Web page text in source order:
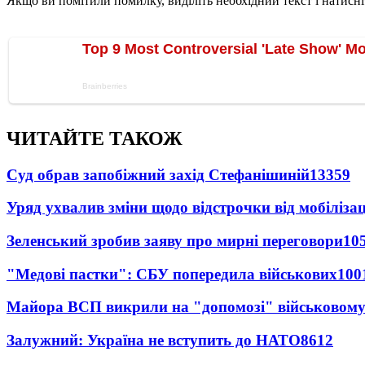
ЧИТАЙТЕ ТАКОЖ
Суд обрав запобіжний захід Стефанішиній13359
Уряд ухвалив зміни щодо відстрочки від
Зеленський зробив заяву про мирні переговори
"Медові пастки": СБУ попередила військових
Майора ВСП викрили на "допомозі"
Залужний: Україна не вступить до НАТО8612